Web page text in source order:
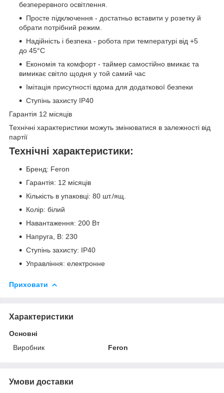
безперервного освітлення.
Просте підключення - достатньо вставити у розетку й
обрати потрібний режим.
Надійність і безпека - робота при температурі від +5
до 45°С
Економія та комфорт - таймер самостійно вмикає та
вимикає світло щодня у той самий час
Імітація присутності вдома для додаткової безпеки
Ступінь захисту IP40
Гарантія 12 місяців
Технічні характеристики можуть змінюватися в залежності від
партії
Технічні характеристики:
Бренд: Feron
Гарантія: 12 місяців
Кількість в упаковці: 80 шт./ящ.
Колір: білий
Навантаження: 200 Вт
Напруга, В: 230
Ступінь захисту: IP40
Управління: електронне
Приховати
Характеристики
Основні
Виробник
Feron
Умови доставки